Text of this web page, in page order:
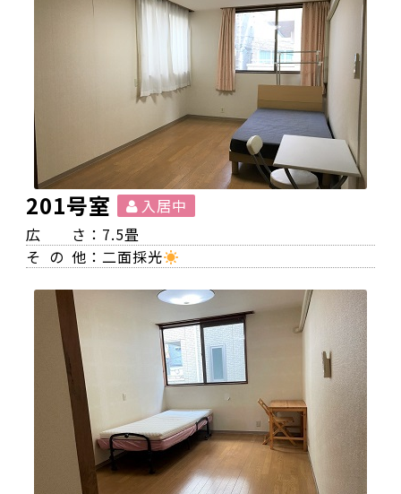
201号室
入居中
広 さ：7.5畳
その他：二面採光